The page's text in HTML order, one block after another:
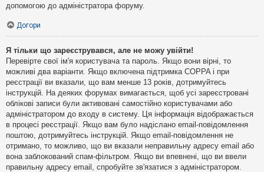
допомогою до адміністратора форуму.
Догори
Я тільки що зареєструвався, але не можу увійти!
Перевірте свої ім'я користувача та пароль. Якщо вони вірні, то
можливі два варіанти. Якщо включена підтримка COPPA і при
реєстрації ви вказали, що вам менше 13 років, дотримуйтесь
інструкцій. На деяких форумах вимагається, щоб усі зареєстровані
облікові записи були активовані самостійно користувачами або
адміністратором до входу в систему. Ця інформація відображається
в процесі реєстрації. Якщо вам було надіслано email-повідомлення
поштою, дотримуйтесь інструкцій. Якщо email-повідомлення не
отримано, то можливо, що ви вказали неправильну адресу email або
вона заблокований спам-фільтром. Якщо ви впевнені, що ви ввели
правильну адресу email, спробуйте зв'язатися з адміністратором.